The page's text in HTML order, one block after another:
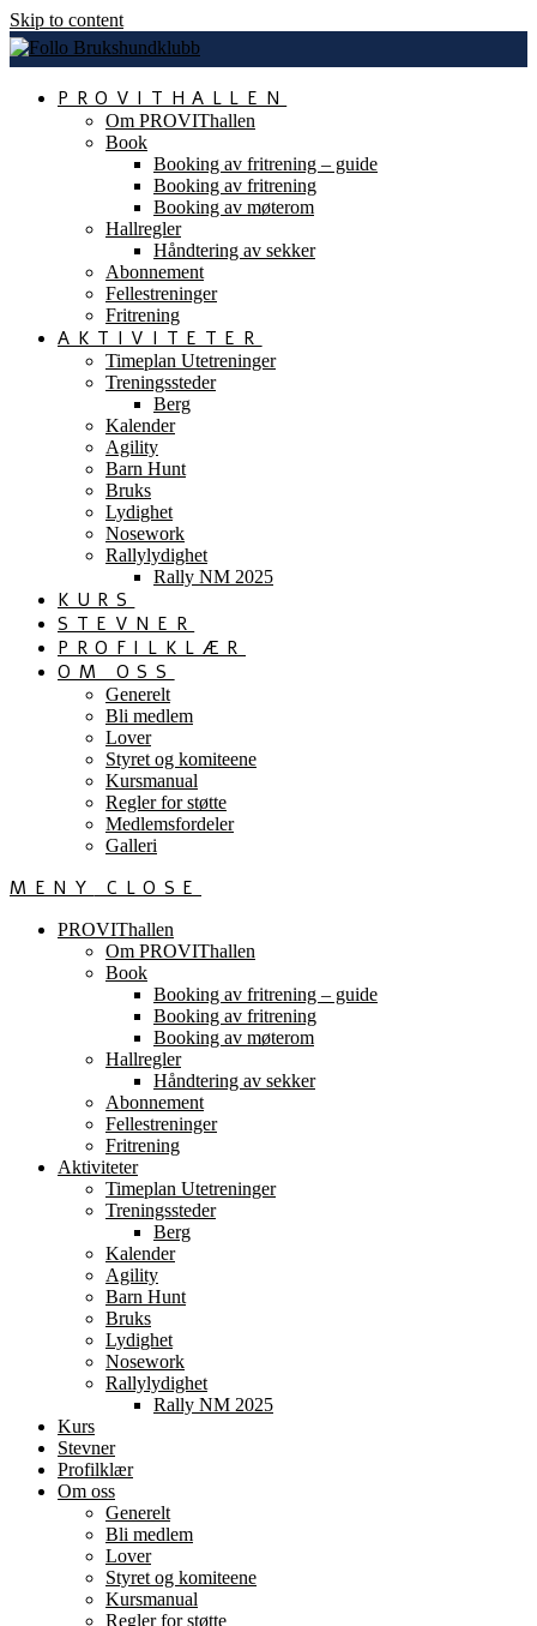
Skip to content
PROVITHALLEN
Om PROVIThallen
Book
Booking av fritrening – guide
Booking av fritrening
Booking av møterom
Hallregler
Håndtering av sekker
Abonnement
Fellestreninger
Fritrening
AKTIVITETER
Timeplan Utetreninger
Treningssteder
Berg
Kalender
Agility
Barn Hunt
Bruks
Lydighet
Nosework
Rallylydighet
Rally NM 2025
KURS
STEVNER
PROFILKLÆR
OM OSS
Generelt
Bli medlem
Lover
Styret og komiteene
Kursmanual
Regler for støtte
Medlemsfordeler
Galleri
MENY CLOSE
PROVIThallen
Om PROVIThallen
Book
Booking av fritrening – guide
Booking av fritrening
Booking av møterom
Hallregler
Håndtering av sekker
Abonnement
Fellestreninger
Fritrening
Aktiviteter
Timeplan Utetreninger
Treningssteder
Berg
Kalender
Agility
Barn Hunt
Bruks
Lydighet
Nosework
Rallylydighet
Rally NM 2025
Kurs
Stevner
Profilklær
Om oss
Generelt
Bli medlem
Lover
Styret og komiteene
Kursmanual
Regler for støtte